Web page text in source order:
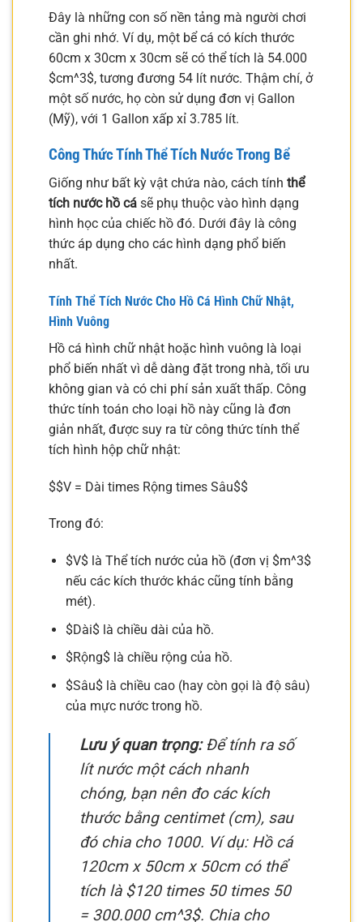
Đây là những con số nền tảng mà người chơi
cần ghi nhớ. Ví dụ, một bể cá có kích thước
60cm x 30cm x 30cm sẽ có thể tích là 54.000
$cm^3$, tương đương 54 lít nước. Thậm chí, ở
một số nước, họ còn sử dụng đơn vị Gallon
(Mỹ), với 1 Gallon xấp xỉ 3.785 lít.
Công Thức Tính Thể Tích Nước Trong Bể
Giống như bất kỳ vật chứa nào, cách tính thể
tích nước hồ cá sẽ phụ thuộc vào hình dạng
hình học của chiếc hồ đó. Dưới đây là công
thức áp dụng cho các hình dạng phổ biến
nhất.
Tính Thể Tích Nước Cho Hồ Cá Hình Chữ Nhật,
Hình Vuông
Hồ cá hình chữ nhật hoặc hình vuông là loại
phổ biến nhất vì dễ dàng đặt trong nhà, tối ưu
không gian và có chi phí sản xuất thấp. Công
thức tính toán cho loại hồ này cũng là đơn
giản nhất, được suy ra từ công thức tính thể
tích hình hộp chữ nhật:
$$V = Dài times Rộng times Sâu$$
Trong đó:
$V$ là Thể tích nước của hồ (đơn vị $m^3$
nếu các kích thước khác cũng tính bằng
mét).
$Dài$ là chiều dài của hồ.
$Rộng$ là chiều rộng của hồ.
$Sâu$ là chiều cao (hay còn gọi là độ sâu)
của mực nước trong hồ.
Lưu ý quan trọng:Để tính ra số
lít nước một cách nhanh
chóng, bạn nên đo các kích
thước bằng centimet (cm), sau
đó chia cho 1000. Ví dụ: Hồ cá
120cm x 50cm x 50cm có thể
tích là $120 times 50 times 50
= 300.000 cm^3$. Chia cho